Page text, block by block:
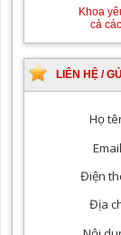
Khoa
cả
LIÊN HỆ /